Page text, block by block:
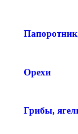
Орехи
Грибы,